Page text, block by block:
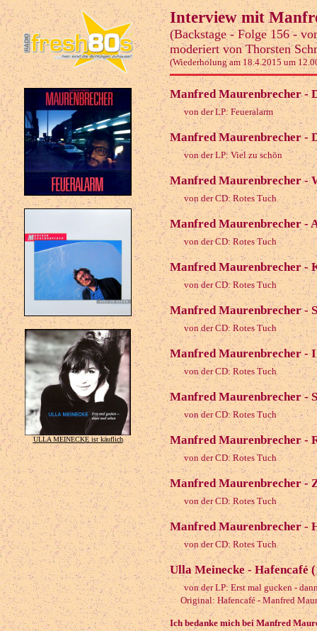
ULLA MEINECKE ist käuflich
Interview mit
(Backstage - Folge 156 -
moderiert von Thorsten
(Wiederholung am 18.4.2015 um
Manfred Maurenbrecher -
von der LP: Feueralarm
Manfred Maurenbrecher -
von der LP: Viel zu schön
Manfred Maurenbrecher -
von der CD: Rotes Tuch
Manfred Maurenbrecher -
von der CD: Rotes Tuch
Manfred Maurenbrecher -
von der CD: Rotes Tuch
Manfred Maurenbrecher -
von der CD: Rotes Tuch
Manfred Maurenbrecher -
von der CD: Rotes Tuch
Manfred Maurenbrecher -
von der CD: Rotes Tuch
Manfred Maurenbrecher -
von der CD: Rotes Tuch
Manfred Maurenbrecher -
von der CD: Rotes Tuch
Manfred Maurenbrecher -
von der CD: Rotes Tuch
Ulla Meinecke - Hafencafé
von der LP: Erst mal gucken -
Original: Hafencafé - Manfred
Ich bedanke mich bei Manfred